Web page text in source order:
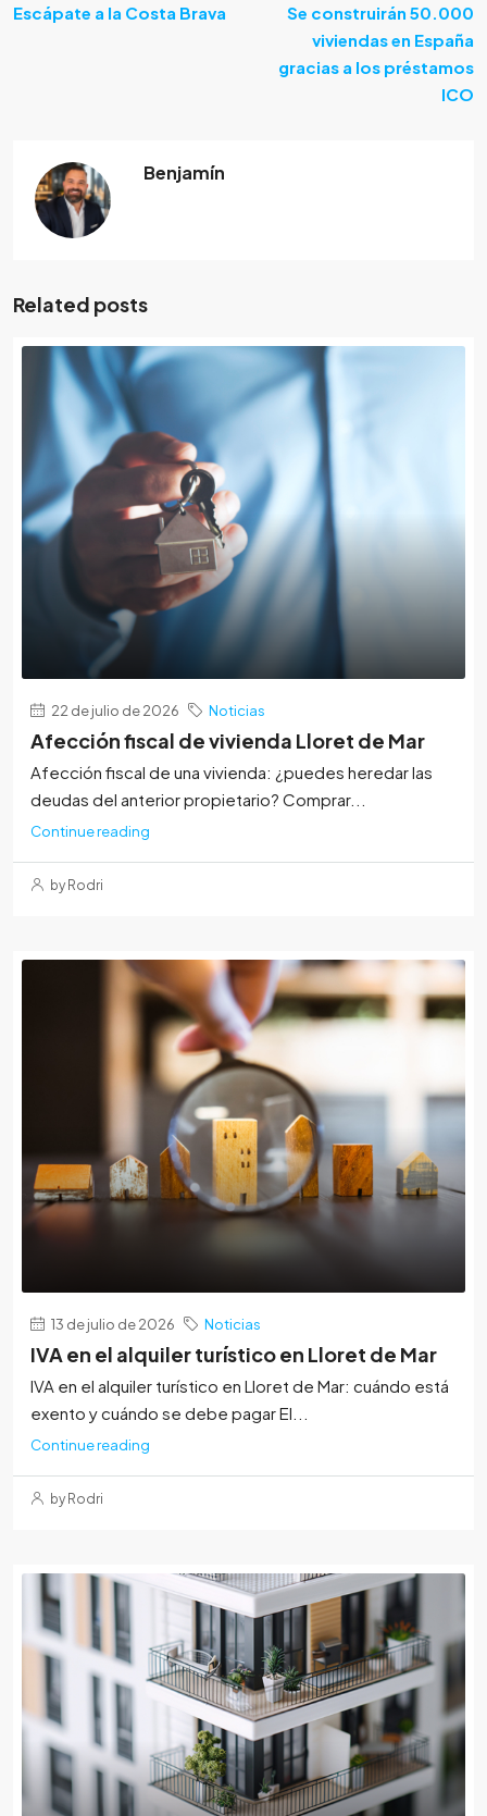
Escápate a la Costa Brava
Se construirán 50.000
viviendas en España
gracias a los préstamos
ICO
Benjamín
Related posts
22 de julio de 2026 Noticias
Afección fiscal de vivienda Lloret de Mar
Afección fiscal de una vivienda: ¿puedes heredar las
deudas del anterior propietario? Comprar...
Continue reading
by Rodri
13 de julio de 2026 Noticias
IVA en el alquiler turístico en Lloret de Mar
IVA en el alquiler turístico en Lloret de Mar: cuándo está
exento y cuándo se debe pagar El...
Continue reading
by Rodri